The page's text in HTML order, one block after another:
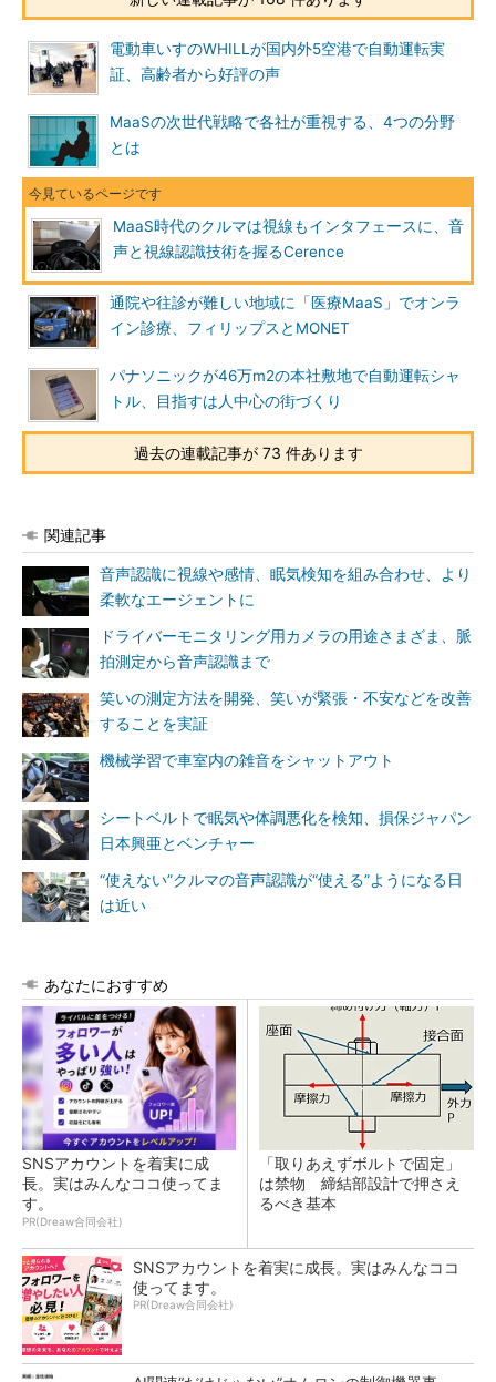
電動車いすのWHILLが国内外5空港で自動運転実
証、高齢者から好評の声
MaaSの次世代戦略で各社が重視する、4つの分野
とは
MaaS時代のクルマは視線もインタフェースに、音
声と視線認識技術を握るCerence
通院や往診が難しい地域に「医療MaaS」でオンラ
イン診療、フィリップスとMONET
パナソニックが46万m2の本社敷地で自動運転シャ
トル、目指すは人中心の街づくり
過去の連載記事が 73 件あります
関連記事
音声認識に視線や感情、眠気検知を組み合わせ、より
柔軟なエージェントに
ドライバーモニタリング用カメラの用途さまざま、脈
拍測定から音声認識まで
笑いの測定方法を開発、笑いが緊張・不安などを改善
することを実証
機械学習で車室内の雑音をシャットアウト
シートベルトで眠気や体調悪化を検知、損保ジャパン
日本興亜とベンチャー
“使えない”クルマの音声認識が“使える”ようになる日
は近い
あなたにおすすめ
SNSアカウントを着実に成
長。実はみんなココ使ってま
す。
PR(Dreaw合同会社)
「取りあえずボルトで固定」
は禁物 締結部設計で押さえ
るべき基本
SNSアカウントを着実に成長。実はみんなココ
使ってます。
PR(Dreaw合同会社)